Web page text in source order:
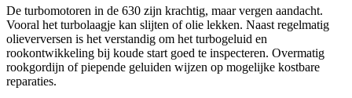
De turbomotoren in de 630 zijn krachtig, maar vergen aandacht.
Vooral het turbolaagje kan slijten of olie lekken. Naast regelmatig
olieverversen is het verstandig om het turbogeluid en
rookontwikkeling bij koude start goed te inspecteren. Overmatig
rookgordijn of piepende geluiden wijzen op mogelijke kostbare
reparaties.